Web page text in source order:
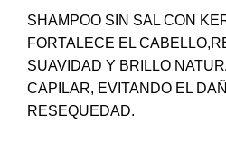
SHAMPOO SIN SAL CON
FORTALECE EL
SUAVIDAD Y BRILLO
CAPILAR, EVITANDO EL
RESEQUEDAD.